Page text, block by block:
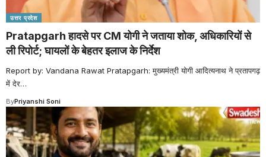
उत्तर प्रदेश
Pratapgarh हादसे पर CM योगी ने जताया शोक, अधिकारियों से
ली रिपोर्ट; घायलों के बेहतर इलाज के निर्देश
Report by: Vandana Rawat Pratapgarh: मुख्यमंत्री योगी आदित्यनाथ ने प्रतापगढ़
में देर…
ByPriyanshi Soni